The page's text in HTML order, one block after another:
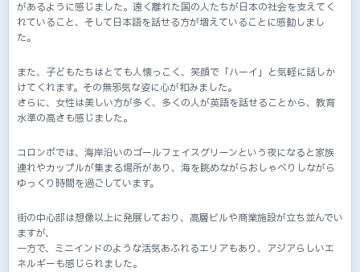
があるように感じました。遠く離れた国の人たちが日本の社会を支えてく
れていること、そして日本語を話せる方が増えていることに感動しまし
た。
また、子どもたちはとても人懐っこく、笑顔で「ハーイ」と気軽に話しか
けてくれます。その無邪気な姿に心が和みました。
さらに、女性は美しい方が多く、多くの人が英語を話せることから、教育
水準の高さも感じました。
コロンボでは、海岸沿いのゴールフェイスグリーンという夜になると家族
連れやカップルが集まる場所があり、海を眺めながらおしゃべりしながら
ゆっくり時間を過ごしています。
街の中心部は想像以上に発展しており、高層ビルや商業施設が立ち並んでい
ますが、
一方で、ミニインドのような活気あふれるエリアもあり、アジアらしいエ
ネルギーも感じられました。